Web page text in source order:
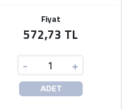
Fiyat
572,73 TL
- +
ADET